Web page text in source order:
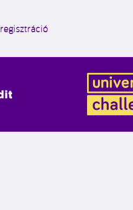
regisztráció